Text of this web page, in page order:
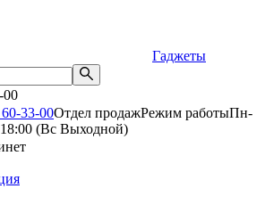
Гаджеты
00
33-00Отдел продажРежим работыПн-
(Вс Выходной)